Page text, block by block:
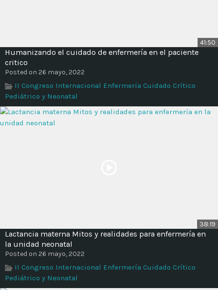
41:50
Humanizando el cuidado de enfermería en el paciente
critico
Posted on 26 mayo, 2022
II Congreso Internacional Enfermería Cuidado Crítico
Pediátrico y Neonatal
38:19
Lactancia materna Mitos y realidades para enfermería en
la unidad neonatal
Posted on 26 mayo, 2022
II Congreso Internacional Enfermería Cuidado Crítico
Pediátrico y Neonatal